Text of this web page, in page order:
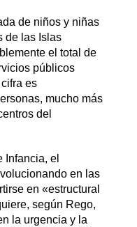
de niños y niñas
de las Islas
el total de
públicos
es
mucho más
del
Infancia, el
en las
en «estructural
según Rego,
la urgencia y la